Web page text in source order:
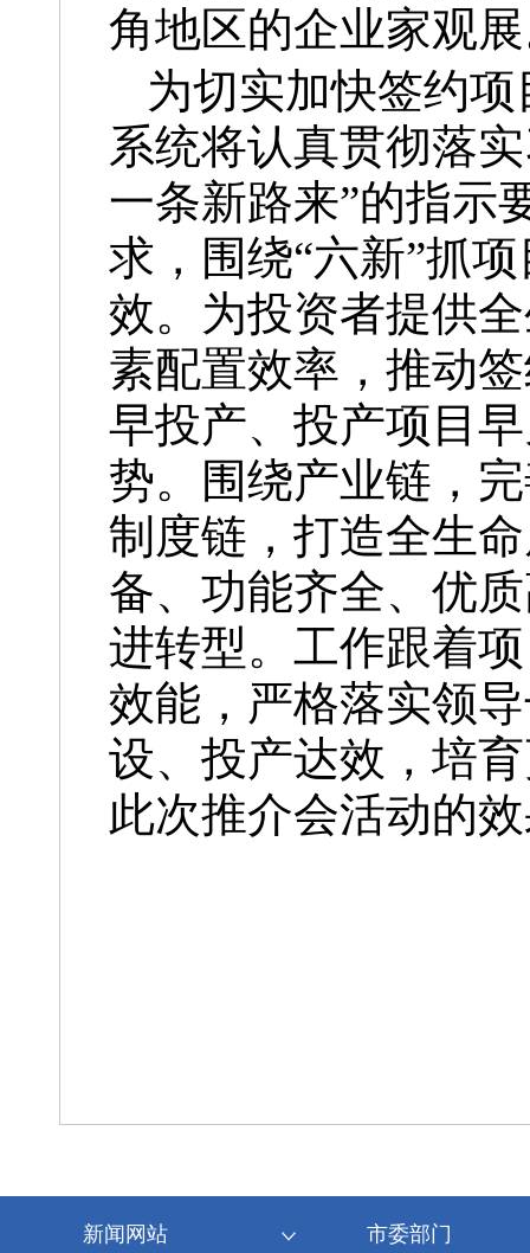
角地区的企业家观
为切实加快签约
系统将认真贯彻落
一条新路来”的指示
求，围绕“六新”抓
效。为投资者提供
素配置效率，推动
早投产、投产项目
势。围绕产业链，
制度链，打造全生
备、功能齐全、优
进转型。工作跟着
效能，严格落实领
设、投产达效，培
此次推介会活动的
新闻网站 市委部门